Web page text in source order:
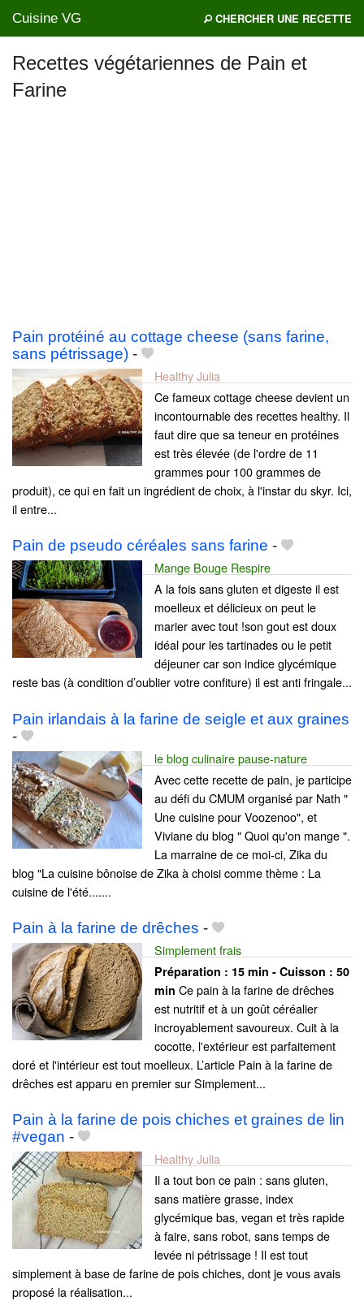
Cuisine VG CHERCHER UNE RECETTE
Recettes végétariennes de Pain et
Farine
Pain protéiné au cottage cheese (sans farine,
sans pétrissage) -
Healthy Julia
Ce fameux cottage cheese devient un
incontournable des recettes healthy. Il
faut dire que sa teneur en protéines
est très élevée (de l'ordre de 11
grammes pour 100 grammes de
produit), ce qui en fait un ingrédient de choix, à l'instar du skyr. Ici,
il entre...
Pain de pseudo céréales sans farine -
Mange Bouge Respire
A la fois sans gluten et digeste il est
moelleux et délicieux on peut le
marier avec tout !son gout est doux
idéal pour les tartinades ou le petit
déjeuner car son indice glycémique
reste bas (à condition d’oublier votre confiture) il est anti fringale...
Pain irlandais à la farine de seigle et aux graines
-
le blog culinaire pause-nature
Avec cette recette de pain, je participe
au défi du CMUM organisé par Nath "
Une cuisine pour Voozenoo", et
Viviane du blog " Quoi qu'on mange ".
La marraine de ce moi-ci, Zika du
blog "La cuisine bônoise de Zika à choisi comme thème : La
cuisine de l'été.......
Pain à la farine de drêches -
Simplement frais
Préparation : 15 min - Cuisson : 50
min Ce pain à la farine de drêches
est nutritif et à un goût céréalier
incroyablement savoureux. Cuit à la
cocotte, l'extérieur est parfaitement
doré et l'intérieur est tout moelleux. L’article Pain à la farine de
drêches est apparu en premier sur Simplement...
Pain à la farine de pois chiches et graines de lin
#vegan -
Healthy Julia
Il a tout bon ce pain : sans gluten,
sans matière grasse, index
glycémique bas, vegan et très rapide
à faire, sans robot, sans temps de
levée ni pétrissage ! Il est tout
simplement à base de farine de pois chiches, dont je vous avais
proposé la réalisation...